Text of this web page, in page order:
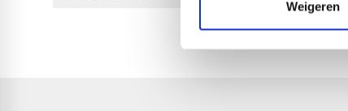
Weigeren